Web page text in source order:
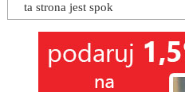
ta strona jest spok